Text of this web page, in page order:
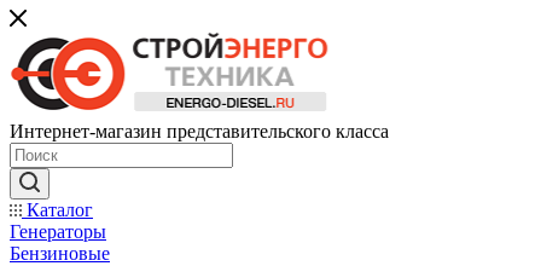
Интернет-магазин представительского класса
Каталог
Генераторы
Бензиновые